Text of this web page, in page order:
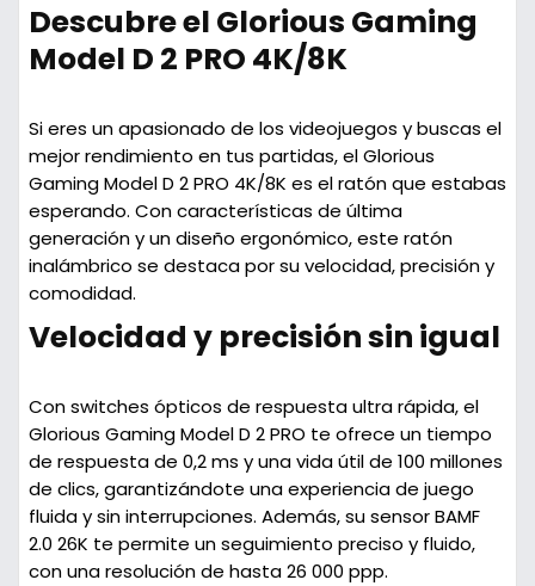
Descubre el Glorious Gaming
Model D 2 PRO 4K/8K
Si eres un apasionado de los videojuegos y buscas el
mejor rendimiento en tus partidas, el Glorious
Gaming Model D 2 PRO 4K/8K es el ratón que estabas
esperando. Con características de última
generación y un diseño ergonómico, este ratón
inalámbrico se destaca por su velocidad, precisión y
comodidad.
Velocidad y precisión sin igual
Con switches ópticos de respuesta ultra rápida, el
Glorious Gaming Model D 2 PRO te ofrece un tiempo
de respuesta de 0,2 ms y una vida útil de 100 millones
de clics, garantizándote una experiencia de juego
fluida y sin interrupciones. Además, su sensor BAMF
2.0 26K te permite un seguimiento preciso y fluido,
con una resolución de hasta 26 000 ppp.